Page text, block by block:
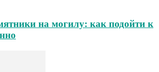
на могилу: как подойти к